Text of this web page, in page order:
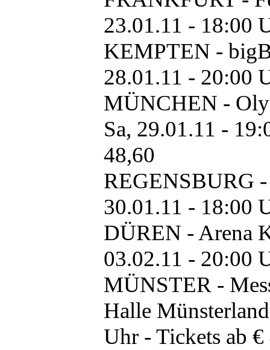
23.01.11 - 18:00
KEMPTEN -
28.01.11 - 20:00
MÜNCHEN -
Sa, 29.01.11 -
48,60
REGENSBURG
30.01.11 - 18:00
DÜREN - Arena
03.02.11 - 20:00
MÜNSTER -
Halle
Uhr - Tickets ab €